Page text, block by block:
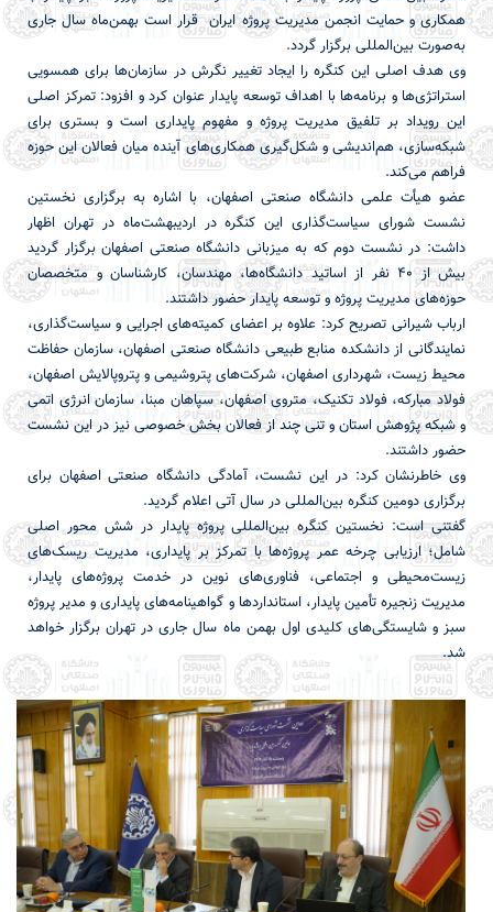
همکاری و حمایت انجمن مدیریت پروژه ایران قرار است بهمن‌ماه سال جاری
به‌صورت بین‌المللی برگزار گردد.
وی هدف اصلی این کنگره را ایجاد تغییر نگرش در سازمان‌ها برای همسویی
استراتژی‌ها و برنامه‌ها با اهداف توسعه پایدار عنوان کرد و افزود: تمرکز اصلی
این رویداد بر تلفیق مدیریت پروژه و مفهوم پایداری است و بستری برای
شبکه‌سازی، هم‌اندیشی و شکل‌گیری همکاری‌های آینده میان فعالان این حوزه
فراهم می‌کند.
عضو هیأت علمی دانشگاه صنعتی اصفهان، با اشاره به برگزاری نخستین
نشست شورای سیاست‌گذاری این کنگره در اردیبهشت‌ماه در تهران اظهار
داشت: در نشست دوم که به میزبانی دانشگاه صنعتی اصفهان برگزار گردید
بیش از ۴۰ نفر از اساتید دانشگاه‌ها، مهندسان، کارشناسان و متخصصان
حوزه‌های مدیریت پروژه و توسعه پایدار حضور داشتند.
ارباب شیرانی تصریح کرد: علاوه بر اعضای کمیته‌های اجرایی و سیاست‌گذاری،
نمایندگانی از دانشکده منابع طبیعی دانشگاه صنعتی اصفهان، سازمان حفاظت
محیط زیست، شهرداری اصفهان، شرکت‌های پتروشیمی و پتروپالایش اصفهان،
فولاد مبارکه، فولاد تکنیک، متروی اصفهان، سپاهان مبنا، سازمان انرژی اتمی
و شبکه پژوهش استان و تنی چند از فعالان بخش خصوصی نیز در این نشست
حضور داشتند.
وی خاطرنشان کرد: در این نشست، آمادگی دانشگاه صنعتی اصفهان برای
برگزاری دومین کنگره بین‌المللی در سال آتی اعلام گردید.
گفتنی است: نخستین کنگره بین‌المللی پروژه پایدار در شش محور اصلی
شامل؛ ارزیابی چرخه عمر پروژه‌ها با تمرکز بر پایداری، مدیریت ریسک‌های
زیست‌محیطی و اجتماعی، فناوری‌های نوین در خدمت پروژه‌های پایدار،
مدیریت زنجیره تأمین پایدار، استانداردها و گواهینامه‌های پایداری و مدیر پروژه
سبز و شایستگی‌های کلیدی اول بهمن ماه سال جاری در تهران برگزار خواهد
شد.